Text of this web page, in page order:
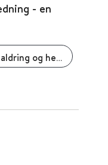
- en
Nasjonalt senter for aldring og helse